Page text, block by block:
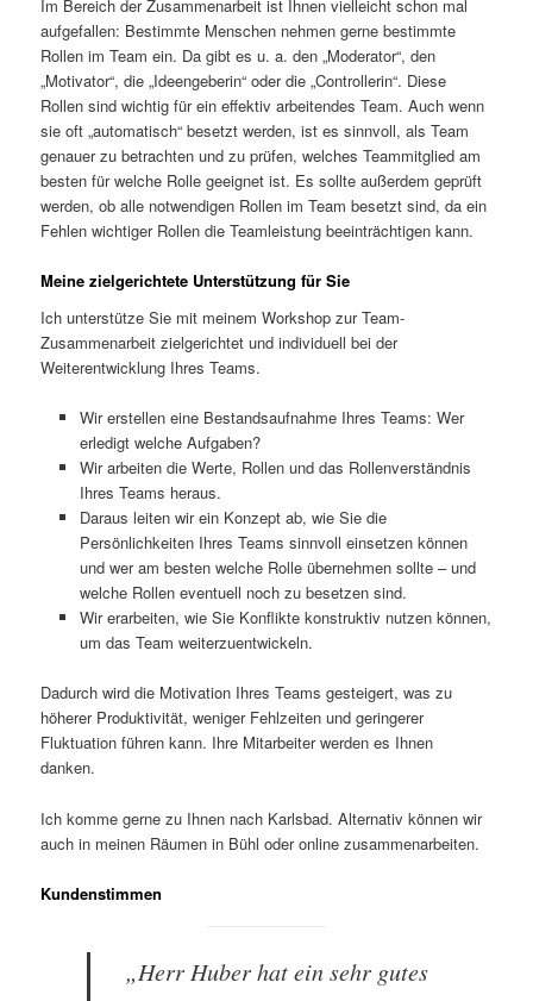
Im Bereich der Zusammenarbeit ist Ihnen vielleicht schon mal
aufgefallen: Bestimmte Menschen nehmen gerne bestimmte
Rollen im Team ein. Da gibt es u. a. den „Moderator“, den
„Motivator“, die „Ideengeberin“ oder die „Controllerin“. Diese
Rollen sind wichtig für ein effektiv arbeitendes Team. Auch wenn
sie oft „automatisch“ besetzt werden, ist es sinnvoll, als Team
genauer zu betrachten und zu prüfen, welches Teammitglied am
besten für welche Rolle geeignet ist. Es sollte außerdem geprüft
werden, ob alle notwendigen Rollen im Team besetzt sind, da ein
Fehlen wichtiger Rollen die Teamleistung beeinträchtigen kann.
Meine zielgerichtete Unterstützung für Sie
Ich unterstütze Sie mit meinem Workshop zur Team-
Zusammenarbeit zielgerichtet und individuell bei der
Weiterentwicklung Ihres Teams.
Wir erstellen eine Bestandsaufnahme Ihres Teams: Wer
erledigt welche Aufgaben?
Wir arbeiten die Werte, Rollen und das Rollenverständnis
Ihres Teams heraus.
Daraus leiten wir ein Konzept ab, wie Sie die
Persönlichkeiten Ihres Teams sinnvoll einsetzen können
und wer am besten welche Rolle übernehmen sollte – und
welche Rollen eventuell noch zu besetzen sind.
Wir erarbeiten, wie Sie Konflikte konstruktiv nutzen können,
um das Team weiterzuentwickeln.
Dadurch wird die Motivation Ihres Teams gesteigert, was zu
höherer Produktivität, weniger Fehlzeiten und geringerer
Fluktuation führen kann. Ihre Mitarbeiter werden es Ihnen
danken.
Ich komme gerne zu Ihnen nach Karlsbad. Alternativ können wir
auch in meinen Räumen in Bühl oder online zusammenarbeiten.
Kundenstimmen
„Herr Huber hat ein sehr gutes